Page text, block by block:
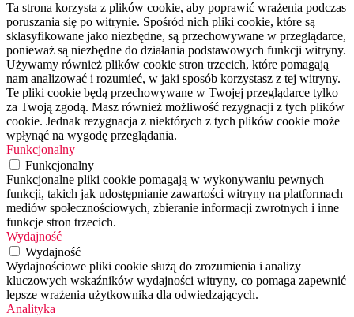
Ta strona korzysta z plików cookie, aby poprawić wrażenia podczas
poruszania się po witrynie. Spośród nich pliki cookie, które są
sklasyfikowane jako niezbędne, są przechowywane w przeglądarce,
ponieważ są niezbędne do działania podstawowych funkcji witryny.
Używamy również plików cookie stron trzecich, które pomagają
nam analizować i rozumieć, w jaki sposób korzystasz z tej witryny.
Te pliki cookie będą przechowywane w Twojej przeglądarce tylko
za Twoją zgodą. Masz również możliwość rezygnacji z tych plików
cookie. Jednak rezygnacja z niektórych z tych plików cookie może
wpłynąć na wygodę przeglądania.
Funkcjonalny
Funkcjonalny
Funkcjonalne pliki cookie pomagają w wykonywaniu pewnych
funkcji, takich jak udostępnianie zawartości witryny na platformach
mediów społecznościowych, zbieranie informacji zwrotnych i inne
funkcje stron trzecich.
Wydajność
Wydajność
Wydajnościowe pliki cookie służą do zrozumienia i analizy
kluczowych wskaźników wydajności witryny, co pomaga zapewnić
lepsze wrażenia użytkownika dla odwiedzających.
Analityka